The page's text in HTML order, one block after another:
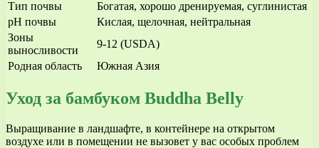
Тип почвы
Богатая, хорошо дренируемая, суглинистая
pH почвы
Кислая, щелочная, нейтральная
Зоны
выносливости
9-12 (USDA)
Родная область
Южная Азия
Уход за бамбуком Buddha Belly
Выращивание в ландшафте, в контейнере на открытом
воздухе или в помещении не вызовет у вас особых проблем